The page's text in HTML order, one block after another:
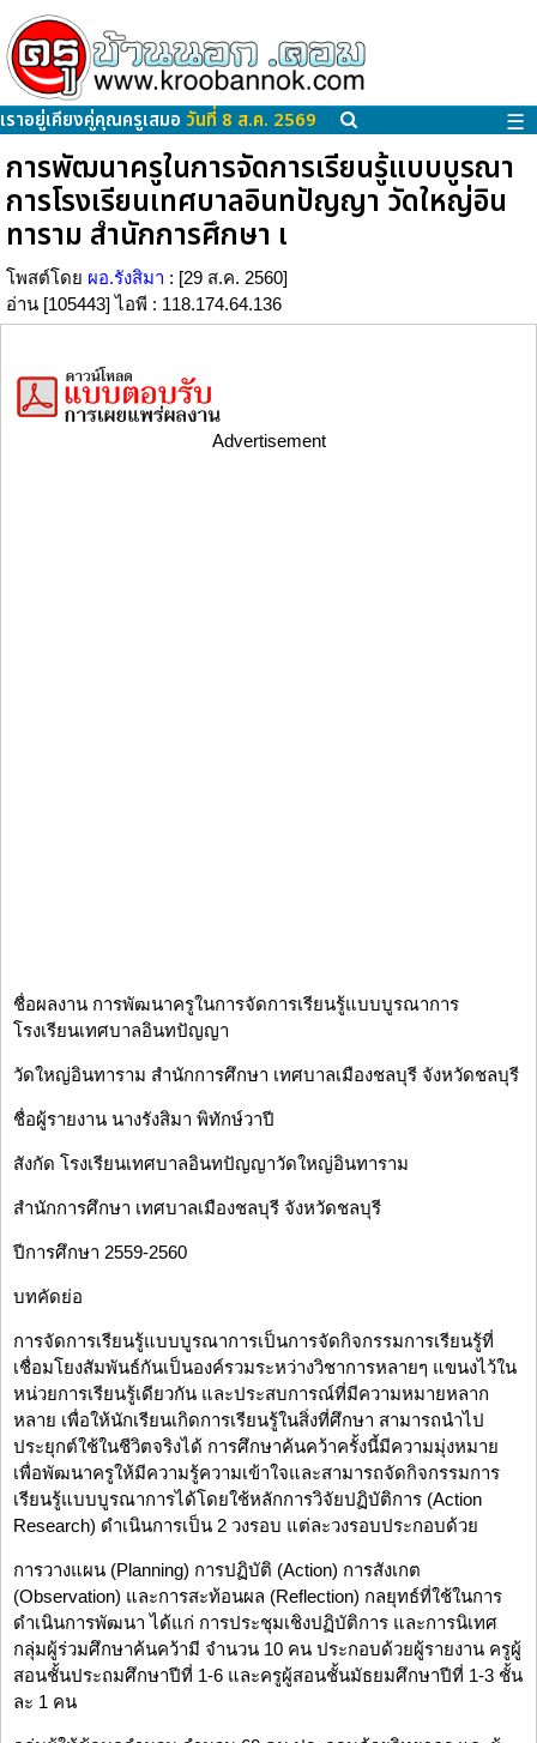
เราอยู่เคียงคู่คุณครูเสมอ วันที่ 8 ส.ค. 2569 ☰
การพัฒนาครูในการจัดการเรียนรู้แบบบูรณา
การโรงเรียนเทศบาลอินทปัญญา วัดใหญ่อิน
ทาราม สำนักการศึกษา เ
โพสต์โดย ผอ.รังสิมา : [29 ส.ค. 2560]
อ่าน [105443] ไอพี : 118.174.64.136
Advertisement
ชื่อผลงาน การพัฒนาครูในการจัดการเรียนรู้แบบบูรณาการ
โรงเรียนเทศบาลอินทปัญญา
วัดใหญ่อินทาราม สำนักการศึกษา เทศบาลเมืองชลบุรี จังหวัดชลบุรี
ชื่อผู้รายงาน นางรังสิมา พิทักษ์วาปี
สังกัด โรงเรียนเทศบาลอินทปัญญาวัดใหญ่อินทาราม
สำนักการศึกษา เทศบาลเมืองชลบุรี จังหวัดชลบุรี
ปีการศึกษา 2559-2560
บทคัดย่อ
การจัดการเรียนรู้แบบบูรณาการเป็นการจัดกิจกรรมการเรียนรู้ที่
เชื่อมโยงสัมพันธ์กันเป็นองค์รวมระหว่างวิชาการหลายๆ แขนงไว้ใน
หน่วยการเรียนรู้เดียวกัน และประสบการณ์ที่มีความหมายหลาก
หลาย เพื่อให้นักเรียนเกิดการเรียนรู้ในสิ่งที่ศึกษา สามารถนำไป
ประยุกต์ใช้ในชีวิตจริงได้ การศึกษาค้นคว้าครั้งนี้มีความมุ่งหมาย
เพื่อพัฒนาครูให้มีความรู้ความเข้าใจและสามารถจัดกิจกรรมการ
เรียนรู้แบบบูรณาการได้โดยใช้หลักการวิจัยปฏิบัติการ (Action
Research) ดำเนินการเป็น 2 วงรอบ แต่ละวงรอบประกอบด้วย
การวางแผน (Planning) การปฏิบัติ (Action) การสังเกต
(Observation) และการสะท้อนผล (Reflection) กลยุทธ์ที่ใช้ในการ
ดำเนินการพัฒนา ได้แก่ การประชุมเชิงปฏิบัติการ และการนิเทศ
กลุ่มผู้ร่วมศึกษาค้นคว้ามี จำนวน 10 คน ประกอบด้วยผู้รายงาน ครูผู้
สอนชั้นประถมศึกษาปีที่ 1-6 และครูผู้สอนชั้นมัธยมศึกษาปีที่ 1-3 ชั้น
ละ 1 คน